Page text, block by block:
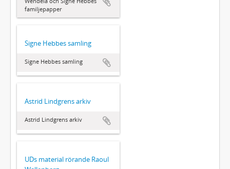
familjepapper
Signe Hebbes samling
Signe Hebbes samling
Astrid Lindgrens arkiv
Astrid Lindgrens arkiv
UDs material rörande Raoul